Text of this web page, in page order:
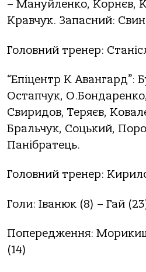
– Мануйленко, Корнєв,
Кравчук. Запасний:
Головний тренер:
“Епіцентр К Авангард”:
Остапчук,
Свиридов, Теряєв,
Бральчук, Соцький,
Панібратець.
Головний тренер:
Голи: Іванюк (8) – Гай
Попередження:
(14)